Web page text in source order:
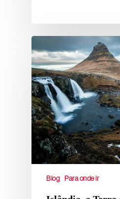
Blog Para onde ir